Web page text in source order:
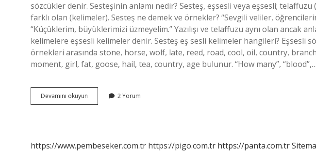
sözcükler denir. Sesteşinin anlamı nedir? Sesteş, eşsesli veya eşsesli;
farklı olan (kelimeler). Sesteş ne demek ve örnekler? “Sevgili veliler,
“Küçüklerim, büyüklerimizi üzmeyelim.” Yazılışı ve telaffuzu aynı olan ancak
kelimelere eşsesli kelimeler denir. Sesteş eş sesli kelimeler hangileri? Eşsesli
örnekleri arasında stone, horse, wolf, late, reed, road, cool, oil, country,
moment, girl, fat, goose, hail, tea, country, age bulunur. “How many”, “blood”,…
Devamını okuyun
Kelimesinin
2 Yorum
https://www.pembeseker.com.tr https://pigo.com.tr https://panta.com.tr